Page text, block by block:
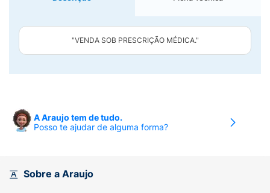
"VENDA SOB PRESCRIÇÃO MÉDICA."
A Araujo tem de tudo.
Posso te ajudar de alguma forma?
Sobre a Araujo